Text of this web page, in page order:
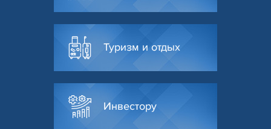
Туризм и отдых
Инвестору